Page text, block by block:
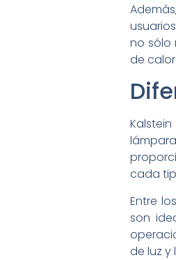
no sólo
de
cada
Entre
son
de luz